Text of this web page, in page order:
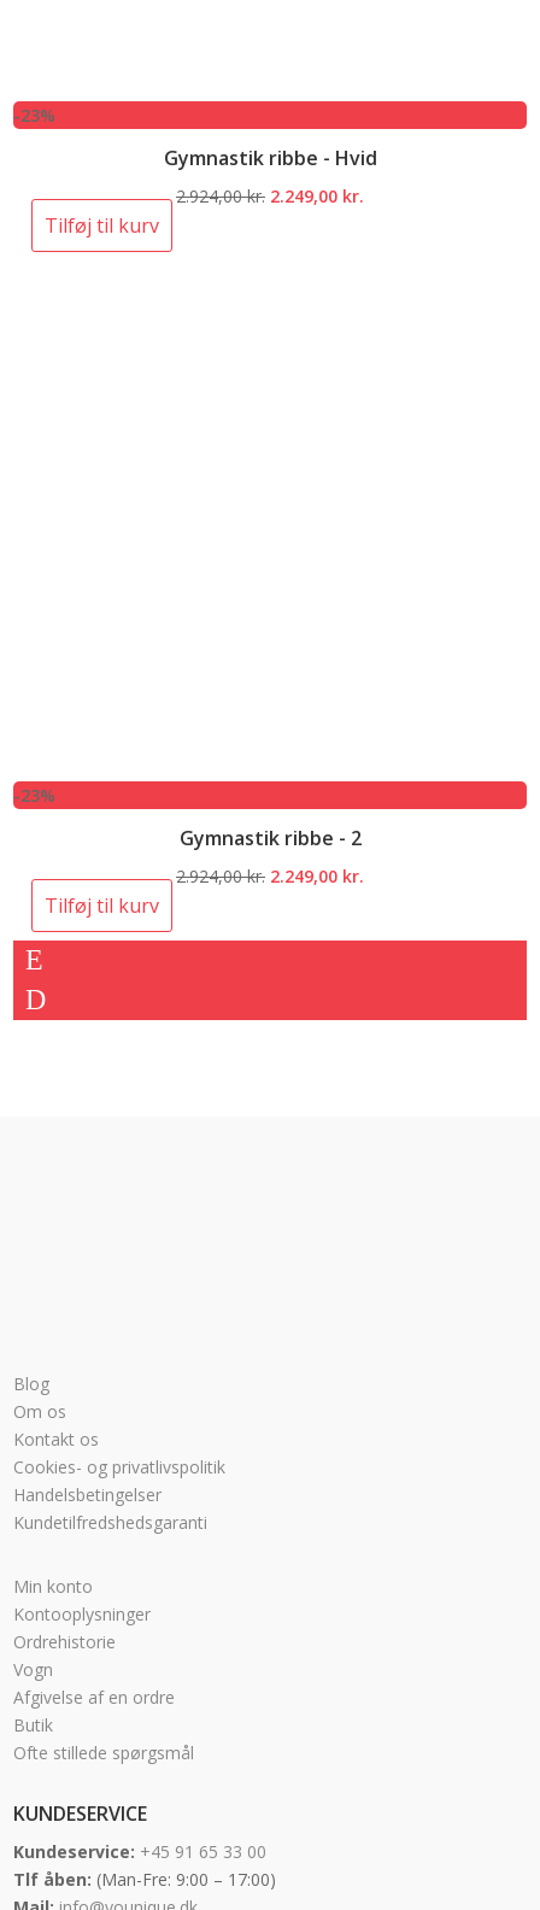
-23%
Gymnastik ribbe - Hvid
2.924,00kr. Den
2.249,00 kr.
Tilføj til kurv
-23%
Gymnastik ribbe - 2
2.924,00kr. Den
2.249,00 kr.
Tilføj til kurv
Blog
Om os
Kontakt os
Cookies- og privatlivspolitik
Handelsbetingelser
Kundetilfredshedsgaranti
Min konto
Kontooplysninger
Ordrehistorie
Vogn
Afgivelse af en ordre
Butik
Ofte stillede spørgsmål
KUNDESERVICE
Kundeservice: +45 91 65 33 00
Tlf åben: (Man-Fre: 9:00 – 17:00)